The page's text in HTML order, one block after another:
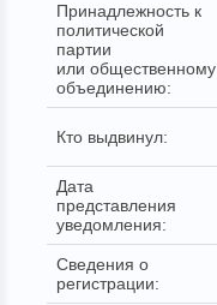
Принадлежность к
политической
партии
или общественному
объединению:
Кто выдвинул:
Дата
представления
уведомления:
Сведения о
регистрации: